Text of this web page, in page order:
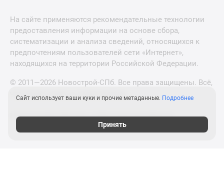
На сайте применяются рекомендательные технологии
предоставления информации на основе сбора,
систематизации и анализа сведений, относящихся к
предпочтениям пользователей сети «Интернет»,
находящихся на территории Российской Федерации.
© 2011—2026 Новострой-СПб. Все права защищены. Всё,
что нужно знать о новостройках
Новостройки Москвы и Московской области
Сайт использует ваши куки и прочие метаданные. Подробнее
Принять